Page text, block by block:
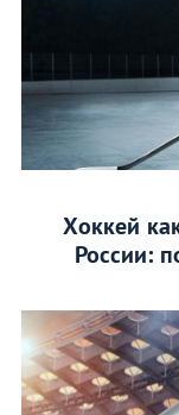
Хоккей
России: